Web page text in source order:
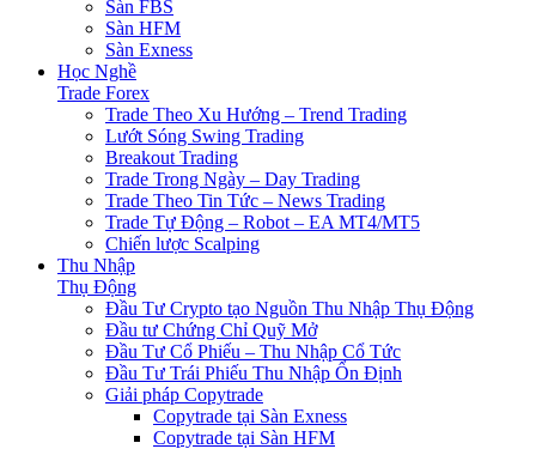
Sàn FBS
Sàn HFM
Sàn Exness
Học Nghề
Trade Forex
Trade Theo Xu Hướng – Trend Trading
Lướt Sóng Swing Trading
Breakout Trading
Trade Trong Ngày – Day Trading
Trade Theo Tin Tức – News Trading
Trade Tự Động – Robot – EA MT4/MT5
Chiến lược Scalping
Thu Nhập
Thụ Động
Đầu Tư Crypto tạo Nguồn Thu Nhập Thụ Động
Đầu tư Chứng Chỉ Quỹ Mở
Đầu Tư Cổ Phiếu – Thu Nhập Cổ Tức
Đầu Tư Trái Phiếu Thu Nhập Ổn Định
Giải pháp Copytrade
Copytrade tại Sàn Exness
Copytrade tại Sàn HFM